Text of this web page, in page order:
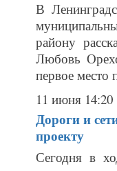
В
району
Любовь
первое место
11 июня 14:20
Дороги и
проекту
Сегодня в